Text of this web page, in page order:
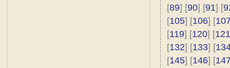
[89] [90] [91] [
[105] [106] [
[119] [120] [121
[132] [133] [
[145] [146] [